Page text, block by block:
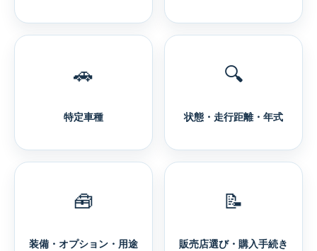
🚗
特定車種
🔍
状態・走行距離・年式
🧰
装備・オプション・用途
📝
販売店選び・購入手続き